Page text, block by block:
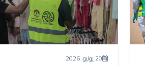
20 يونيو، 2026